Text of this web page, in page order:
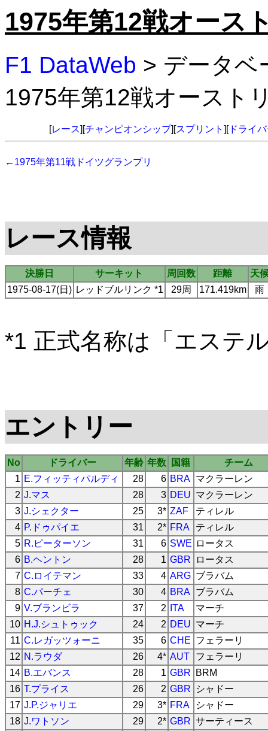
1975年第12戦オース
F1 DataWeb > データ
1975年第12戦オースト
[レース][チャンピオンシップ][スプリント ][ドライ
←1975年第11戦ドイツグランプリ
レース情報
決勝日 サーキット 周回数 距離
天
1975-08-17(日) レッドブルリンク *1 29周 171.419km 雨
*1 正式名称は「エステ
エントリー
No ドライバー 年齢 年数 国籍
チーム
1 E.フィッティパルディ 28 6 BRA マクラーレン
2 J.マス 28 3 DEU マクラーレン
3 J.シェクター 25 3* ZAF
ティレル
4 P.ドゥパイエ 31 2* FRA
ティレル
5 R.ピーターソン 31 6 SWE ロータス
6 B.ヘントン 28 1 GBR
ロータス
7 C.ロイテマン 33 4 ARG ブラバム
8 C.パーチェ 30 4 BRA ブラバム
9 V.ブランビラ 37 2 ITA
マーチ
10 H.J.シュトゥック 24 2 DEU マーチ
11 C.レガッツォーニ 35 6 CHE フェラーリ
12 N.ラウダ 26 4* AUT
フェラーリ
14 B.エバンス 28 1 GBR
BRM
16 T.プライス 26 2 GBR
シャドー
17 J.P.ジャリエ 29 3* FRA
シャドー
18 J.ワトソン 29 2* GBR サーティース